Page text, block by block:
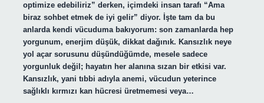
optimize edebiliriz” derken, içimdeki insan tarafı “Ama
biraz sohbet etmek de iyi gelir” diyor. İşte tam da bu
anlarda kendi vücuduma bakıyorum: son zamanlarda hep
yorgunum, enerjim düşük, dikkat dağınık. Kansızlık neye
yol açar sorusunu düşündüğümde, mesele sadece
yorgunluk değil; hayatın her alanına sızan bir etkisi var.
Kansızlık, yani tıbbi adıyla anemi, vücudun yeterince
sağlıklı kırmızı kan hücresi üretmemesi veya…